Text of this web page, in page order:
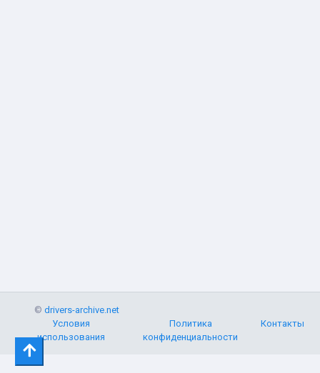
©drivers-archive.net
Условия
использования
Политика
конфиденциальности
Контакты